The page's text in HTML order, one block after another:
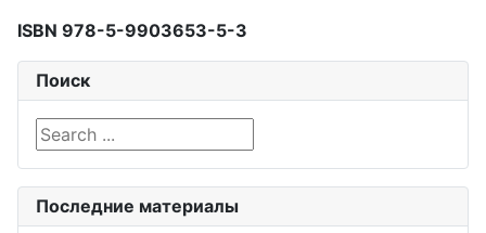
ISBN 978-5-9903653-5-3
Поиск
Search ...
Последние материалы